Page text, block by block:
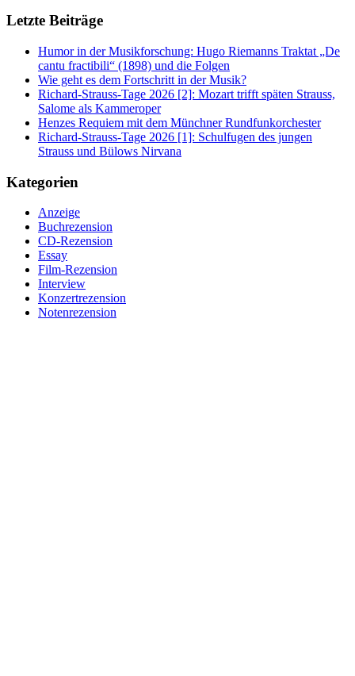
Letzte Beiträge
Humor in der Musikforschung: Hugo Riemanns Traktat „De
cantu fractibili“ (1898) und die Folgen
Wie geht es dem Fortschritt in der Musik?
Richard-Strauss-Tage 2026 [2]: Mozart trifft späten Strauss,
Salome als Kammeroper
Henzes Requiem mit dem Münchner Rundfunkorchester
Richard-Strauss-Tage 2026 [1]: Schulfugen des jungen
Strauss und Bülows Nirvana
Kategorien
Anzeige
Buchrezension
CD-Rezension
Essay
Film-Rezension
Interview
Konzertrezension
Notenrezension